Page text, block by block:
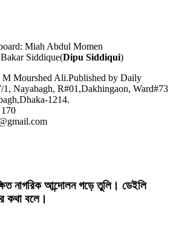
Miah Abdul Momen
Siddique(Dipu Siddiqui)
Mourshed Ali.Published by Daily
1, Nayabagh, R#01,Dakhingaon, Ward#73
1214.
নাগরিক আন্দোলন গড়ে তুলি। ডেইলি
কথা বলে।